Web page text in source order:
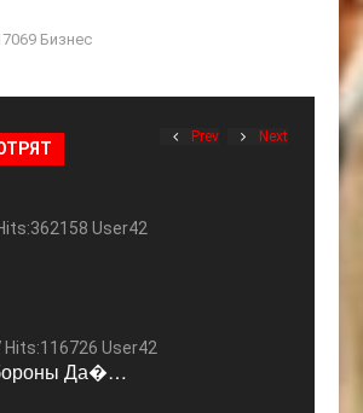
Бизнес
Prev Next
User42
User42
Да�…